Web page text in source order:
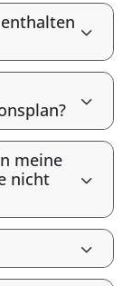
meine
nicht